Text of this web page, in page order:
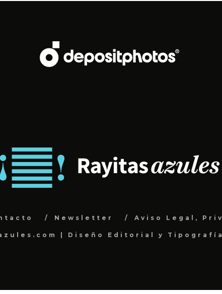
Newsletter Aviso Legal,
| Diseño Editorial y